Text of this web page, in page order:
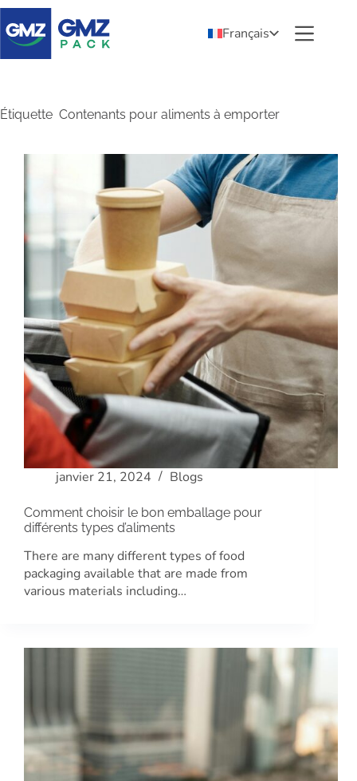
Français
Étiquette Contenants pour aliments à emporter
janvier 21, 2024 Blogs
Comment choisir le bon emballage pour
différents types d’aliments
There are many different types of food
packaging available that are made from
various materials including…